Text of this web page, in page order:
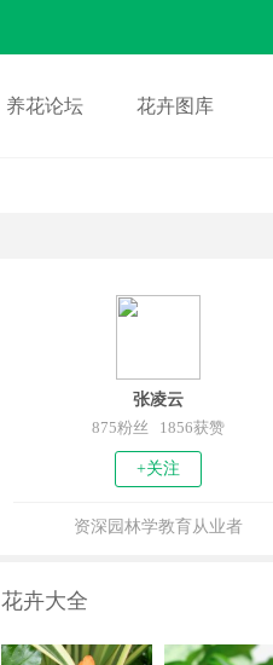
养花论坛 花卉图库
张凌云
875粉丝 1856获赞
+关注
资深园林学教育从业者
花卉大全